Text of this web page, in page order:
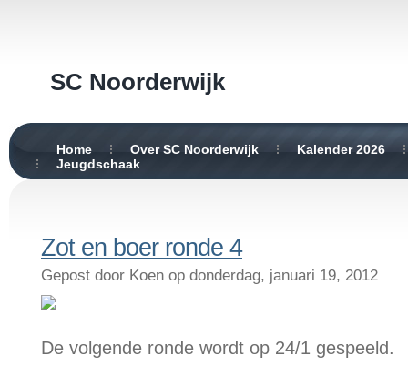
SC Noorderwijk
Home Over SC Noorderwijk
Kalender 2026
Jeugdschaak
Zot en boer ronde 4
Gepost door Koen op donderdag, januari 19, 2012
De volgende ronde wordt op 24/1 gespeeld.